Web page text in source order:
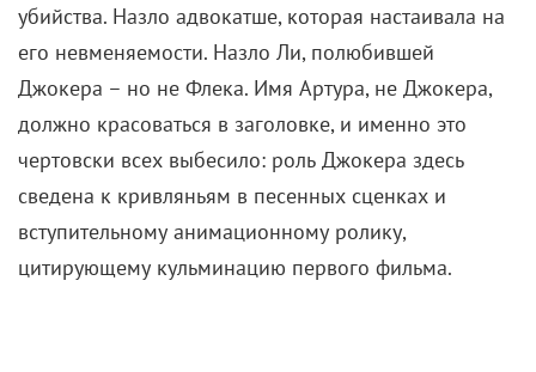
убийства. Назло адвокатше, которая настаивала на
его невменяемости. Назло Ли, полюбившей
Джокера – но не Флека. Имя Артура, не Джокера,
должно красоваться в заголовке, и именно это
чертовски всех выбесило: роль Джокера здесь
сведена к кривляньям в песенных сценках и
вступительному анимационному ролику,
цитирующему кульминацию первого фильма.